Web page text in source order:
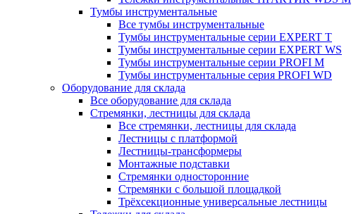
Тумбы инструментальные
Все тумбы инструментальные
Тумбы инструментальные серии EXPERT T
Тумбы инструментальные серии EXPERT WS
Тумбы инструментальные серии PROFI M
Тумбы инструментальные серия PROFI WD
Оборудование для склада
Все оборудование для склада
Стремянки, лестницы для склада
Все стремянки, лестницы для склада
Лестницы с платформой
Лестницы-трансформеры
Монтажные подставки
Стремянки односторонние
Стремянки с большой площадкой
Трёхсекционные универсальные лестницы